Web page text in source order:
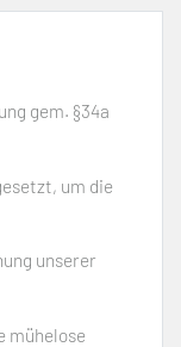
gem. §34a
um die
unserer
mühelose